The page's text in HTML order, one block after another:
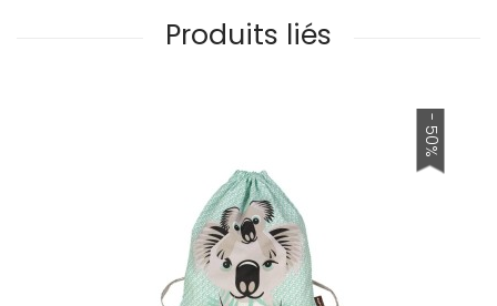
Produits liés
- 50%